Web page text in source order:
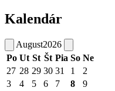
Kalendár
August2026
Po Ut St Št Pia So Ne
27 28 29 30 31 1
2
3
4 5 6 7 8
9